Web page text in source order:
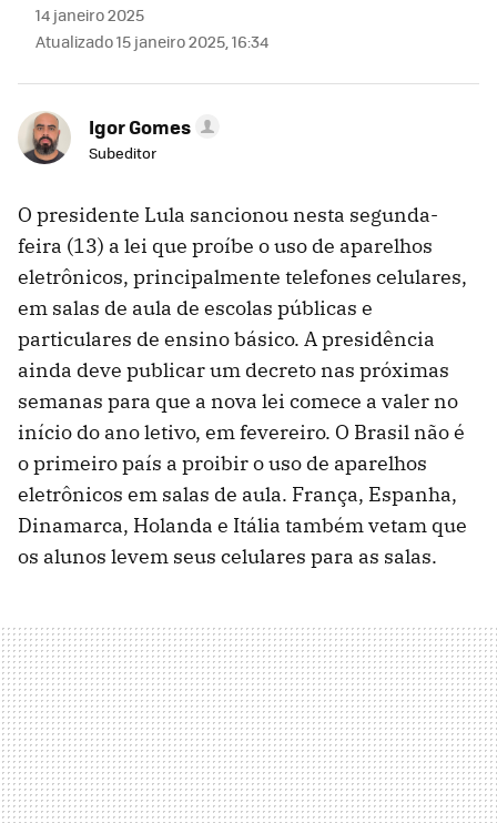
14 janeiro 2025
Atualizado 15 janeiro 2025, 16:34
Igor Gomes
Subeditor
O presidente Lula sancionou nesta segunda-
feira (13) a lei que proíbe o uso de aparelhos
eletrônicos, principalmente telefones celulares,
em salas de aula de escolas públicas e
particulares de ensino básico. A presidência
ainda deve publicar um decreto nas próximas
semanas para que a nova lei comece a valer no
início do ano letivo, em fevereiro. O Brasil não é
o primeiro país a proibir o uso de aparelhos
eletrônicos em salas de aula. França, Espanha,
Dinamarca, Holanda e Itália também vetam que
os alunos levem seus celulares para as salas.